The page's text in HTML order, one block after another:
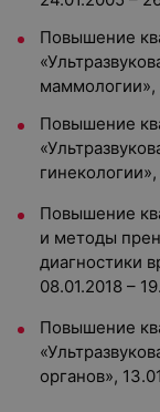
Повышение
маммологии»,
Повышение
Повышение
и методы
диагностики
08.01.2018 –
Повышение
органов»,